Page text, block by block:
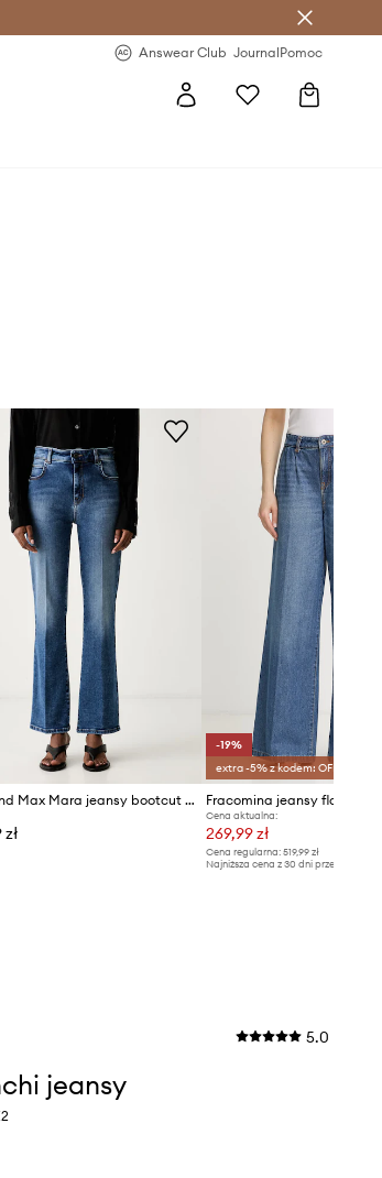
Answear Club JournalPomoc
Weekend Max Mara jeansy bootcut damskie WKDRAPALLO
-19%
extra -5% z kodem: OFF*
Cena aktualna:
269,99 zł
Cena regularna: 519,99 zł
Najniższa cena z 30 dni przed obniżką:
5.0
jeansy